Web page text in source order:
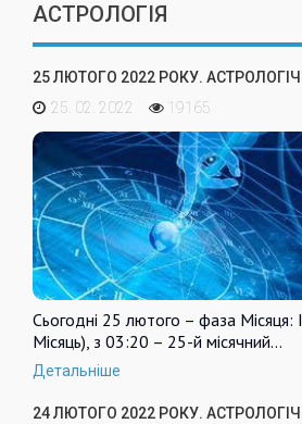
АСТРОЛОГІЯ
25 ЛЮТОГО 2022 РОКУ.
25. 02. 2022
19165
Сьогодні 25 лютого – фаза Місяця:
Місяць), з 03:20 – 25-й місячний…
Детальніше
24 ЛЮТОГО 2022 РОКУ.